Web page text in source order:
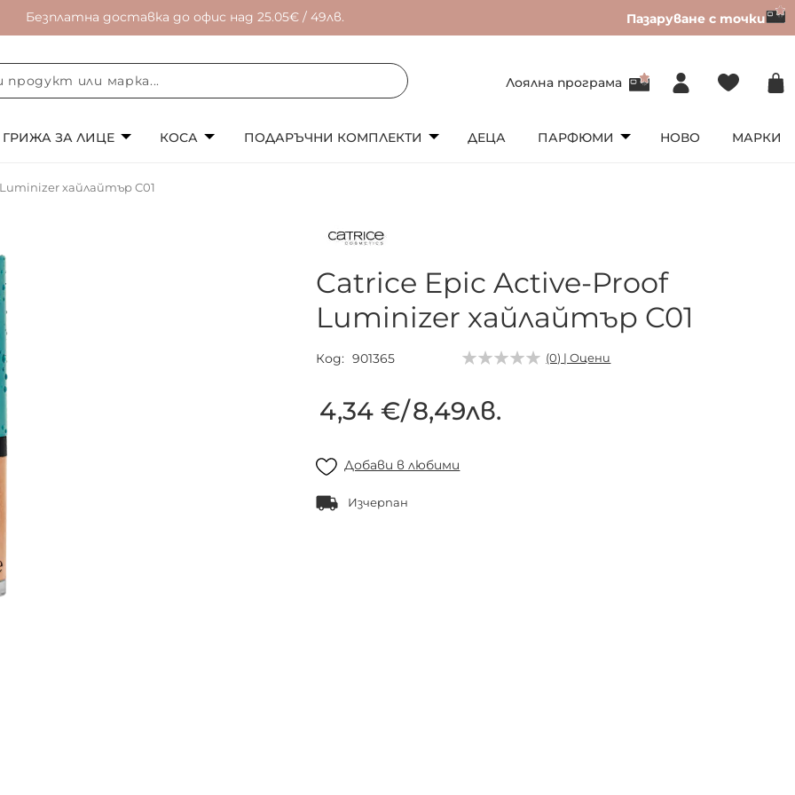
Безплатна доставка до офис над 25.05€ / 49лв. Пазаруване с точки
Лоялна програма
ГРИЖА ЗА ЛИЦЕ КОСА ПОДАРЪЧНИ КОМПЛЕКТИ ДЕЦА ПАРФЮМИ НОВО МАРКИ
хайлайтър C01
Catrice Epic Active-Proof
Luminizer хайлайтър C01
Код 901365 (0) | Оцени
4,34 €/8,49лв.
Добави в любими
Изчерпан